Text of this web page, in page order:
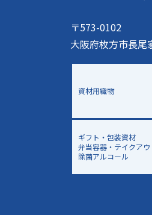
〒573-0102
大阪府枚方市長尾
資材用織物
ギフト・包装資材
弁当容器・テイクア
除菌アルコール